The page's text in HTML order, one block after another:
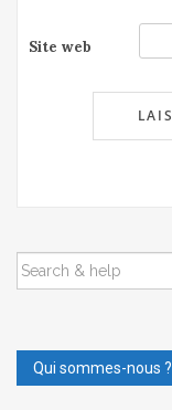
Site web
SEARCH
FOR:
Qui sommes-nous ?